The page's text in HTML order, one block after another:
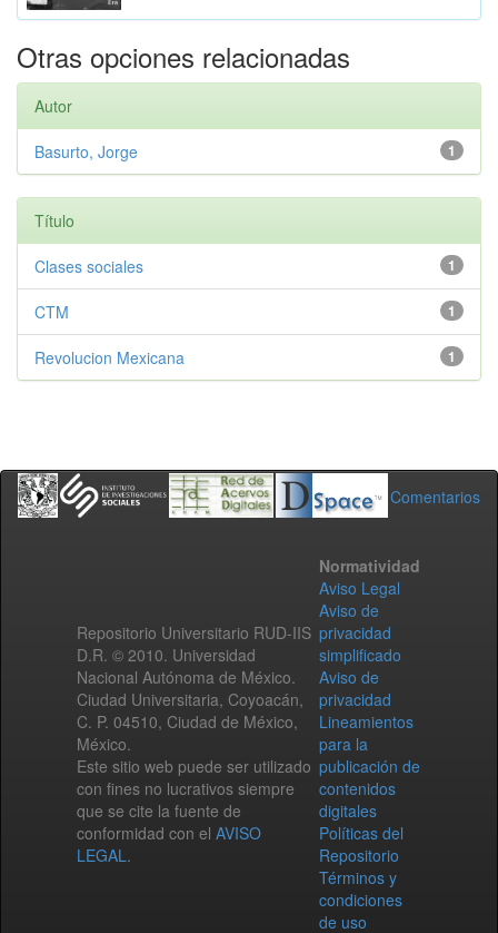
Otras opciones relacionadas
Autor
1
Basurto, Jorge
Título
1
Clases sociales
1
CTM
1
Revolucion Mexicana
Comentarios
Repositorio Universitario RUD-IIS
D.R. © 2010. Universidad
Nacional Autónoma de México.
Ciudad Universitaria, Coyoacán,
C. P. 04510, Ciudad de México,
México.
Este sitio web puede ser utilizado
con fines no lucrativos siempre
que se cite la fuente de
conformidad con el AVISO
LEGAL.
Normatividad
Aviso Legal
Aviso de
privacidad
simplificado
Aviso de
privacidad
Lineamientos
para la
publicación de
contenidos
digitales
Políticas del
Repositorio
Términos y
condiciones
de uso